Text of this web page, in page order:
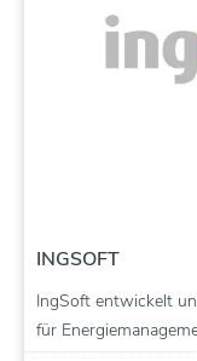
INGSOFT
IngSoft entwickelt
für